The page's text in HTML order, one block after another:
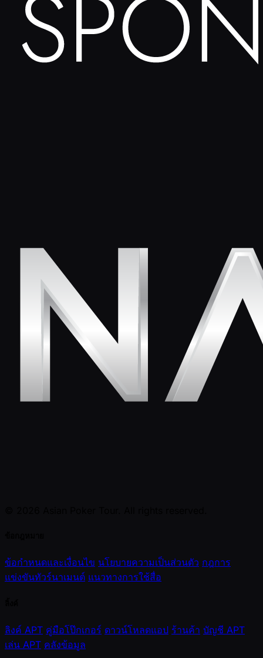
ข้อกำหนดและเงื่อนไข นโยบายความเป็นส่วนตัว กฎการ
แข่งขันทัวร์นาเมนต์ แนวทางการใช้สื่อ
ลิงค์ APT คู่มือโป๊กเกอร์ ดาวน์โหลดแอป ร้านค้า บัญชี APT
เล่น APT คลังข้อมูล